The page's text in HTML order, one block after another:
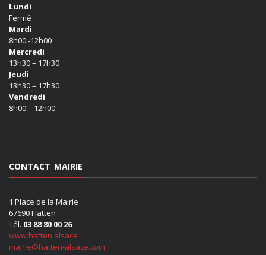
Lundi
Fermé
Mardi
8h00 -12h00
Mercredi
13h30 – 17h30
Jeudi
13h30 – 17h30
Vendredi
8h00 – 12h00
CONTACT MAIRIE
1 Place de la Mairie
67690 Hatten
Tél. 03 88 80 00 26
www.hatten.alsace
mairie@hatten-alsace.com